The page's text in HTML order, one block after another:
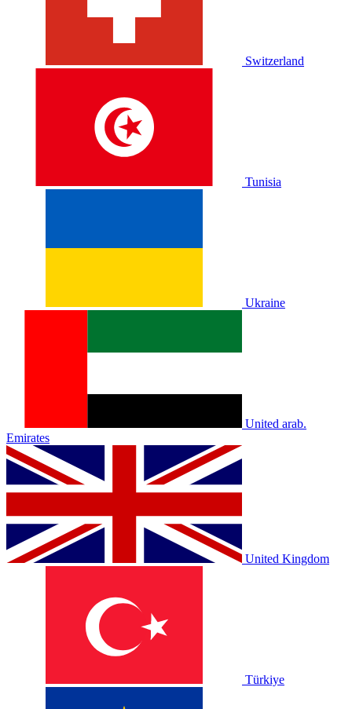
Switzerland
Tunisia
Ukraine
United arab.
Emirates
United Kingdom
Türkiye